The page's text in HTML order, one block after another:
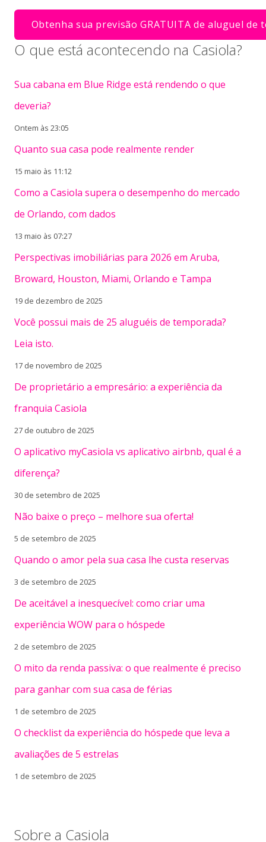
O que está acontecendo na Casiola?
Sua cabana em Blue Ridge está rendendo o que
deveria?
Ontem às 23:05
Quanto sua casa pode realmente render
15 maio às 11:12
Como a Casiola supera o desempenho do mercado
de Orlando, com dados
13 maio às 07:27
Perspectivas imobiliárias para 2026 em Aruba,
Broward, Houston, Miami, Orlando e Tampa
19 de dezembro de 2025
Você possui mais de 25 aluguéis de temporada?
Leia isto.
17 de novembro de 2025
De proprietário a empresário: a experiência da
franquia Casiola
27 de outubro de 2025
O aplicativo myCasiola vs aplicativo airbnb, qual é a
diferença?
30 de setembro de 2025
Não baixe o preço – melhore sua oferta!
5 de setembro de 2025
Quando o amor pela sua casa lhe custa reservas
3 de setembro de 2025
De aceitável a inesquecível: como criar uma
experiência WOW para o hóspede
2 de setembro de 2025
O mito da renda passiva: o que realmente é preciso
para ganhar com sua casa de férias
1 de setembro de 2025
O checklist da experiência do hóspede que leva a
avaliações de 5 estrelas
1 de setembro de 2025
Sobre a Casiola